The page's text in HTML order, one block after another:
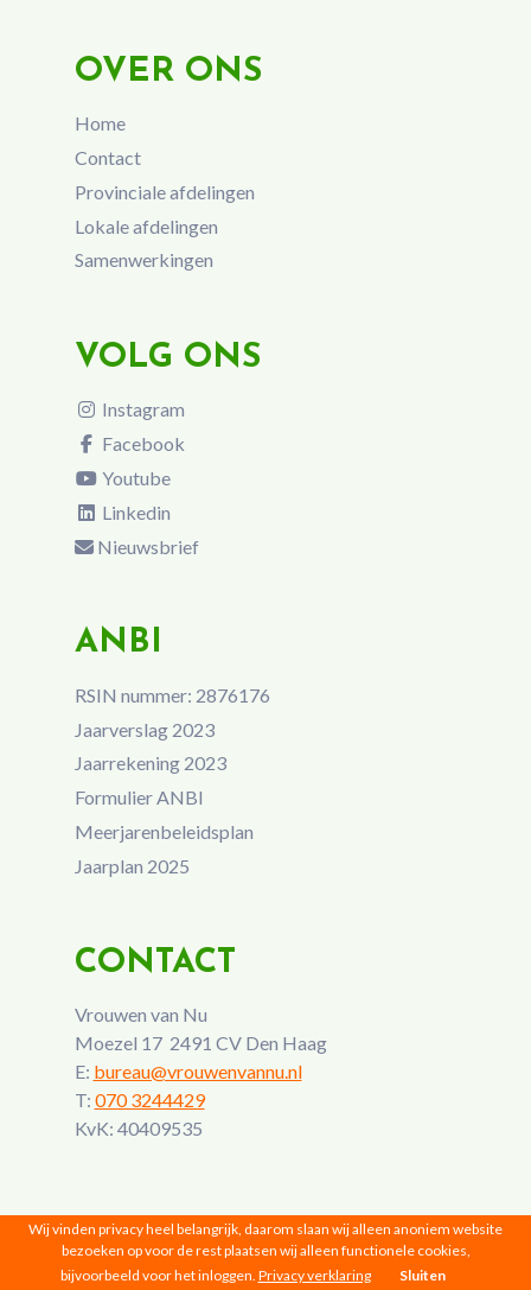
OVER ONS
Home
Contact
Provinciale afdelingen
Lokale afdelingen
Samenwerkingen
VOLG ONS
Instagram
Facebook
Youtube
Linkedin
Nieuwsbrief
ANBI
RSIN nummer: 2876176
Jaarverslag 2023
Jaarrekening 2023
Formulier ANBI
Meerjarenbeleidsplan
Jaarplan 2025
CONTACT
Vrouwen van Nu
Moezel 17 2491 CV Den Haag
E: bureau@vrouwenvannu.nl
T: 070 3244429
KvK: 40409535
Wij vinden privacy heel belangrijk, daarom slaan wij alleen anoniem website
bezoeken op voor de rest plaatsen wij alleen functionele cookies,
bijvoorbeeld voor het inloggen. Privacy verklaring Sluiten